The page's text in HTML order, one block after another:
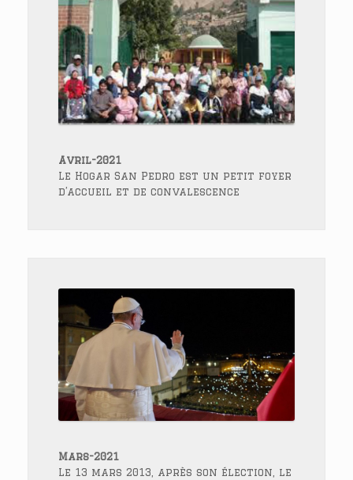
Avril-2021
Le Hogar San Pedro est un petit foyer
d’accueil et de convalescence
Mars-2021
Le 13 mars 2013, après son élection, le